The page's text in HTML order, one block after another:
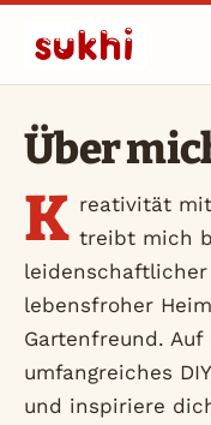
Über
K reativität
treibt mich
lebensfroher
Gartenfreund.
umfangreiches
und inspiriere